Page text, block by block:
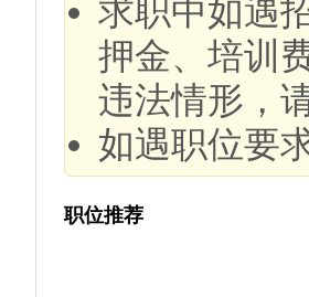
求职中如遇
押金、培训
违法情形，
如遇职位要
职位推荐